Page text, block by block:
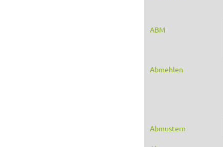
ABM
Abmehlen
Abmustern